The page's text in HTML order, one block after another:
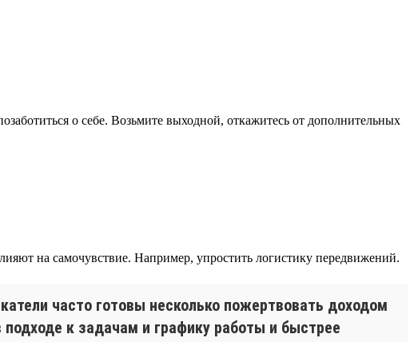
о себе. Возьмите выходной, откажитесь от дополнительных
на самочувствие. Например, упростить логистику передвижений.
часто готовы несколько пожертвовать доходом
к задачам и графику работы и быстрее